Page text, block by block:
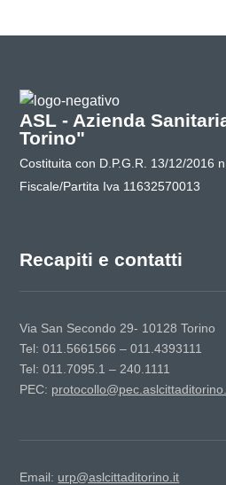
ASL - Azienda
Torino"
Costituita con D.P.G.R. 13/12/2016
Fiscale/Partita Iva 11632570013
Recapiti e contatti
Via San Secondo 29- 10128 Torino
Tel: 011.5661566 – 011.4393111
Tel: 011.7095.1 – 240.1111
PEC:
Email: urp@aslcittaditorino.it